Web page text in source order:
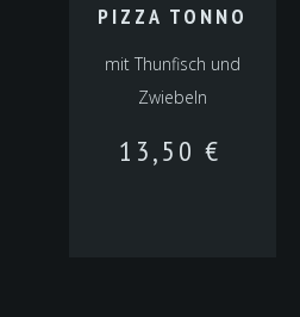
PIZZA TONNO
mit Thunfisch und
Zwiebeln
13,50 €